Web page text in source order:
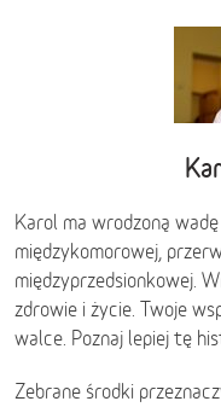
Karol ma wrodzoną
międzykomorowej,
międzyprzedsionkowej.
zdrowie i życie. Twoje
walce. Poznaj lepiej tę
Zebrane środki